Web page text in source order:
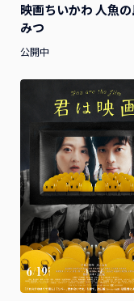
映画ちいかわ 人魚
みつ
公開中